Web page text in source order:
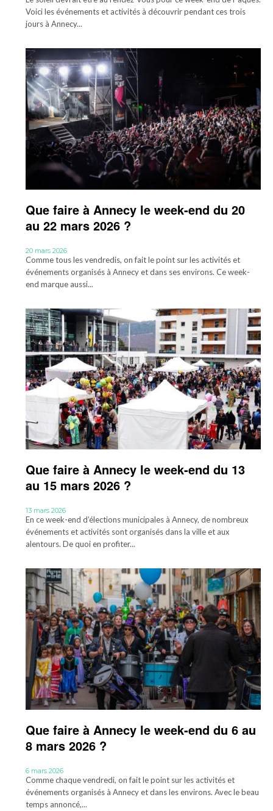
Voici les événements et activités à découvrir pendant ces trois
jours à Annecy...
Que faire à Annecy le week-end du 20
au 22 mars 2026 ?
20 mars 2026
Comme tous les vendredis, on fait le point sur les activités et
événements organisés à Annecy et dans ses environs. Ce week-
end marque aussi...
Que faire à Annecy le week-end du 13
au 15 mars 2026 ?
13 mars 2026
En ce week-end d’élections municipales à Annecy, de nombreux
événements et activités sont organisés dans la ville et aux
alentours. De quoi en profiter...
Que faire à Annecy le week-end du 6 au
8 mars 2026 ?
6 mars 2026
Comme chaque vendredi, on fait le point sur les activités et
événements organisés à Annecy et dans les environs. Avec le beau
temps annoncé,...